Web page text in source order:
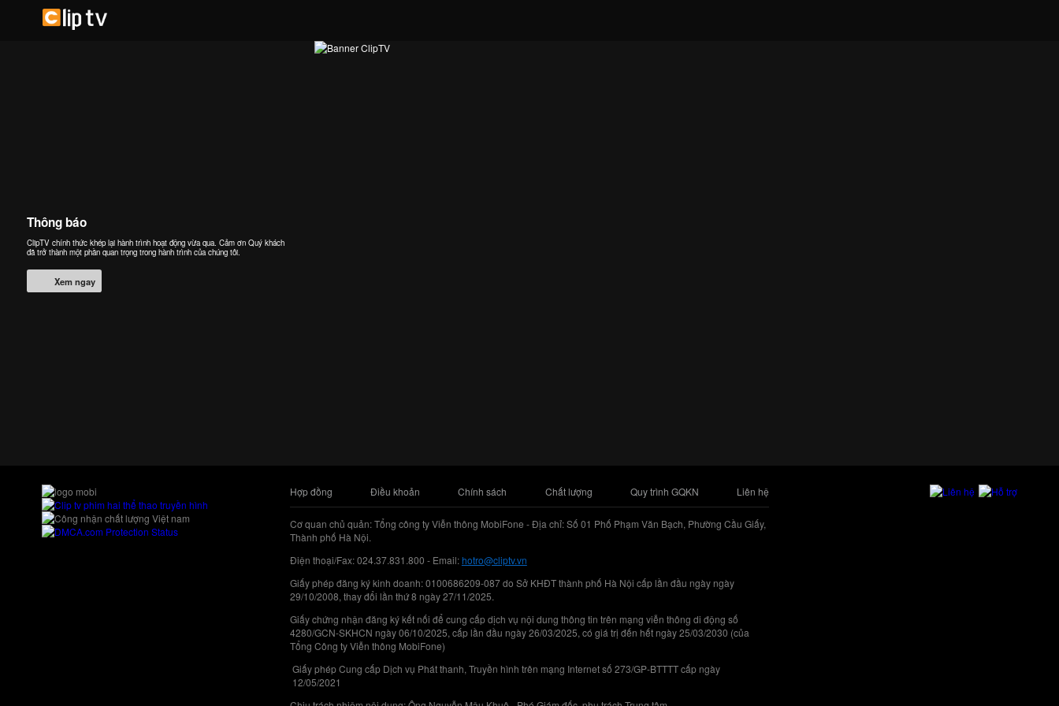
Thông báo
ClipTV chính thức khép lại hành trình hoạt động vừa qua. Cảm ơn Quý khách
đã trở thành một phần quan trọng trong hành trình của chúng tôi.
Xem ngay
Hợp đồng Điều khoản Chính sách Chất lượng Quy trình GQKN Liên hệ
Cơ quan chủ quản: Tổng công ty Viễn thông MobiFone - Địa chỉ: Số 01 Phố Phạm Văn Bạch, Phường Cầu Giấy,
Thành phố Hà Nội.
Điện thoại/Fax: 024.37.831.800 - Email:hotro@cliptv.vn
Giấy phép đăng ký kinh doanh: 0100686209-087 do Sở KHĐT thành phố Hà Nội cấp lần đầu ngày ngày
29/10/2008, thay đổi lần thứ 8 ngày 27/11/2025.
Giấy chứng nhận đăng ký kết nối để cung cấp dịch vụ nội dung thông tin trên mạng viễn thông di động số
4280/GCN-SKHCN ngày 06/10/2025, cấp lần đầu ngày 26/03/2025, có giá trị đến hết ngày 25/03/2030 (của
Tổng Công ty Viễn thông MobiFone)
Giấy phép Cung cấp Dịch vụ Phát thanh, Truyền hình trên mạng Internet số 273/GP-BTTTT cấp ngày
12/05/2021